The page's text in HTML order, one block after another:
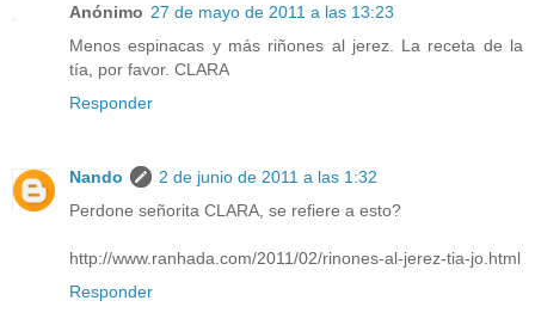
Anónimo 27 de mayo de 2011 a las 13:23
Menos espinacas y más riñones al jerez. La receta de la
tía, por favor. CLARA
Responder
Nando
2 de junio de 2011 a las 1:32
Perdone señorita CLARA, se refiere a esto?
http://www.ranhada.com/2011/02/rinones-al-jerez-tia-jo.html
Responder